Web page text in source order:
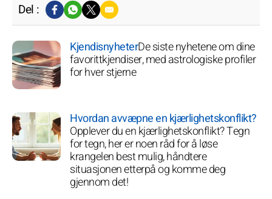
Del :
KjendisnyheterDe siste nyhetene om dine
favorittkjendiser, med astrologiske profiler
for hver stjerne
Hvordan avvæpne en kjærlighetskonflikt?
Opplever du en kjærlighetskonflikt? Tegn
for tegn, her er noen råd for å løse
krangelen best mulig, håndtere
situasjonen etterpå og komme deg
gjennom det!